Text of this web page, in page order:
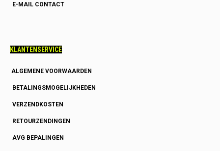
E-MAIL CONTACT
KLANTENSERVICE
ALGEMENE VOORWAARDEN
BETALINGSMOGELIJKHEDEN
VERZENDKOSTEN
RETOURZENDINGEN
AVG BEPALINGEN